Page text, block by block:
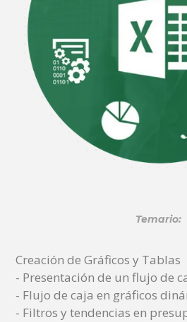
Temario:
Creación de Gráficos y Tablas
- Presentación de un flujo de
- Flujo de caja en gráficos
- Filtros y tendencias en